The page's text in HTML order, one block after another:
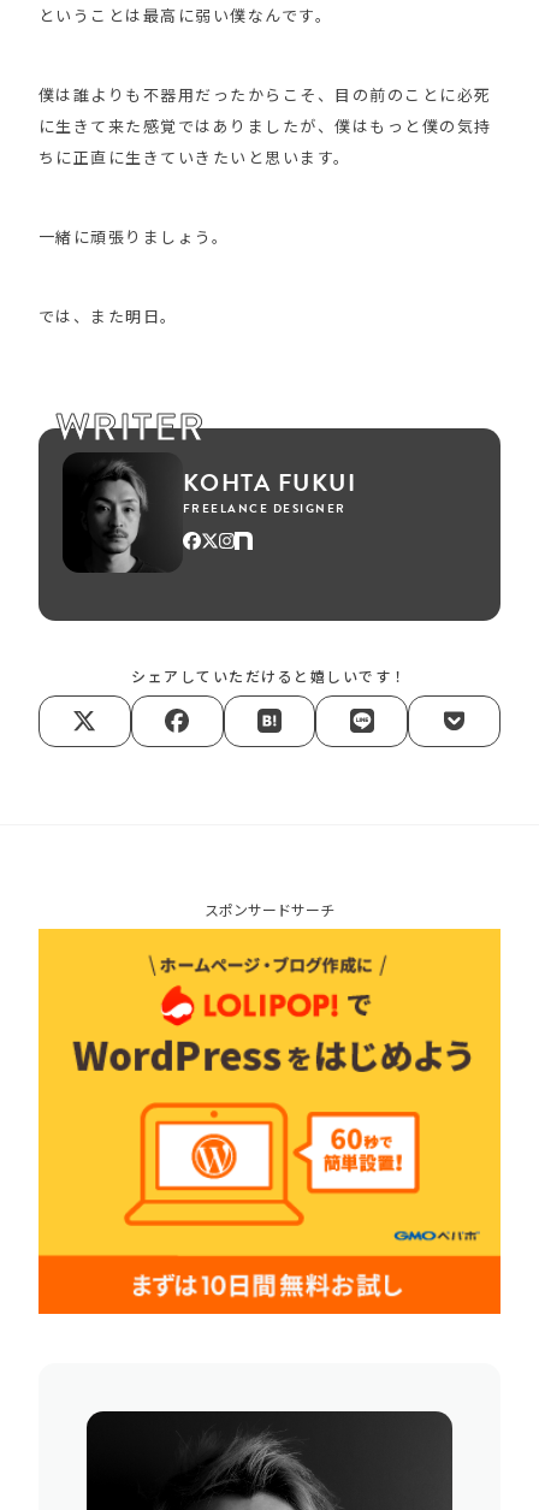
ということは最高に弱い僕なんです。
僕は誰よりも不器用だったからこそ、目の前のことに必死
に生きて来た感覚ではありましたが、僕はもっと僕の気持
ちに正直に生きていきたいと思います。
一緒に頑張りましょう。
では、また明日。
WRITER
KOHTA FUKUI
FREELANCE DESIGNER
シェアしていただけると嬉しいです！
スポンサードサーチ